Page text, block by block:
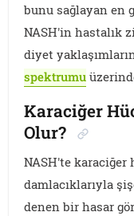
bunu sağlayan en
NASH'in hastalık
diyet
spektrumu
Karaciğer
Olur?
NASH'te
damlacıklarıyla
denen bir hasar